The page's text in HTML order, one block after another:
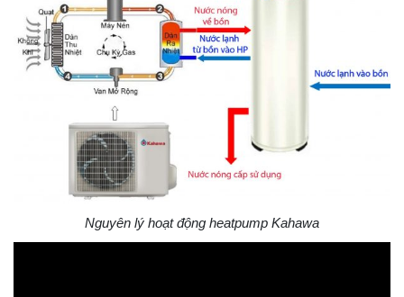
Nguyên lý hoạt động heatpump Kahawa